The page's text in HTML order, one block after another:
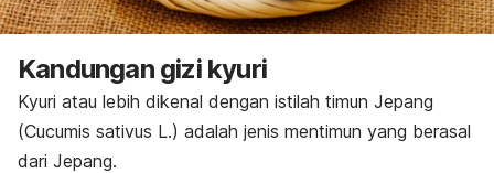
Kandungan gizi kyuri
Kyuri atau lebih dikenal dengan istilah timun Jepang
(Cucumis sativus L.) adalah jenis mentimun yang berasal
dari Jepang.